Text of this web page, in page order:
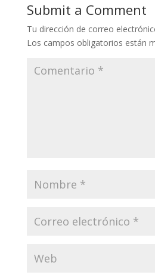
Submit a Comment
Tu dirección de correo
Los campos obligatorios están